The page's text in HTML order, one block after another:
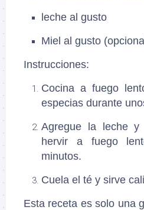
leche al gusto
Miel al gusto
Instrucciones:
Cocina a fuego
especias durante
Agregue la leche
hervir a fuego
minutos.
Cuela el té y sirve
Esta receta es solo una